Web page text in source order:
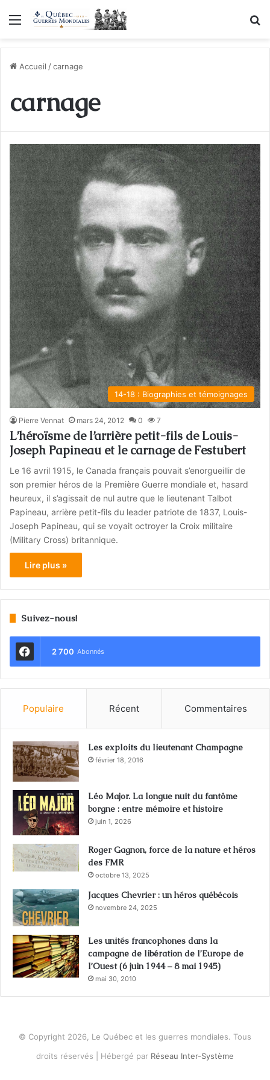
Menu
Accueil /carnage
carnage
14-18 : Biographies et témoignages
Pierre Vennat mars 24, 2012 0 7
L’héroïsme de l’arrière petit-fils de Louis-
Joseph Papineau et le carnage de Festubert
Le 16 avril 1915, le Canada français pouvait s’enorgueillir de
son premier héros de la Première Guerre mondiale et, hasard
heureux, il s’agissait de nul autre que le lieutenant Talbot
Papineau, arrière petit-fils du leader patriote de 1837, Louis-
Joseph Papineau, qui se voyait octroyer la Croix militaire
(Military Cross) britannique.
Lire plus »
Suivez-nous!
2 700 Abonnés
Populaire Récent Commentaires
Les exploits du lieutenant Champagne
février 18, 2016
Léo Major. La longue nuit du fantôme
borgne : entre mémoire et histoire
juin 1, 2026
Roger Gagnon, force de la nature et héros
des FMR
octobre 13, 2025
Jacques Chevrier : un héros québécois
novembre 24, 2025
Les unités francophones dans la
campagne de libération de l’Europe de
l’Ouest (6 juin 1944 – 8 mai 1945)
mai 30, 2010
© Copyright 2026, Le Québec et les guerres mondiales. Tous
droits réservés | Hébergé par Réseau Inter-Système